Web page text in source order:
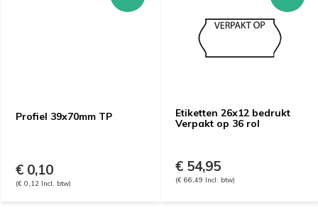
Profiel 39x70mm TP
€ 0,10
(€ 0,12 Incl. btw)
Etiketten 26x12 bedrukt
Verpakt op 36 rol
€ 54,95
(€ 66,49 Incl. btw)